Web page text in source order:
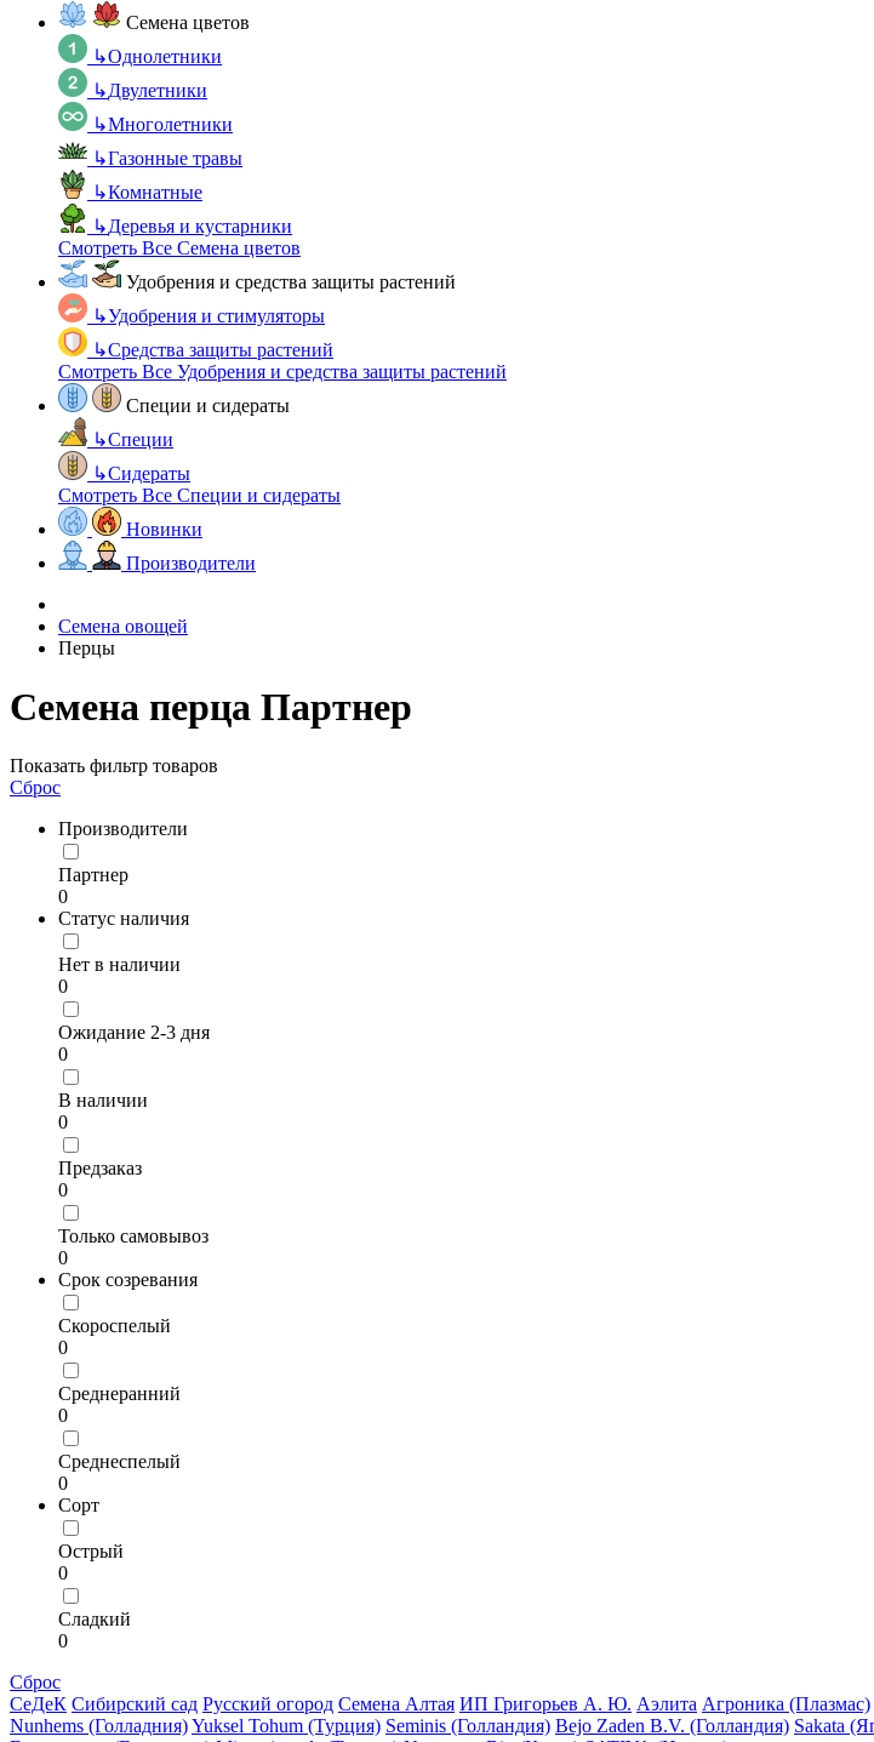
Семена цветов
↳Однолетники
↳Двулетники
↳Многолетники
↳Газонные травы
↳Комнатные
↳Деревья и кустарники
Смотреть Все Семена цветов
Удобрения и средства защиты растений
↳Удобрения и стимуляторы
↳Средства защиты растений
Смотреть Все Удобрения и средства защиты растений
Специи и сидераты
↳Специи
↳Сидераты
Смотреть Все Специи и сидераты
Новинки
Производители
Семена овощей
Перцы
Семена перца Партнер
Показать фильтр товаров
Сброс
Производители
Партнер
0
Статус наличия
Нет в наличии
0
Ожидание 2-3 дня
0
В наличии
0
Предзаказ
0
Только самовывоз
0
Срок созревания
Скороспелый
0
Среднеранний
0
Среднеспелый
0
Сорт
Острый
0
Сладкий
0
Сброс
СеДеК Сибирский сад Русский огород Семена Алтая ИП Григорьев А. Ю. Аэлита Агроника (Плазмас)
Nunhems (Голладния)Yuksel Tohum (Турция) Seminis (Голландия) Bejo Zaden B.V. (Голландия) Sakata